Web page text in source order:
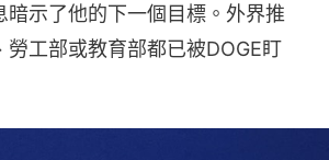
暗示了他的下一個目標。外界推
勞工部或教育部都已被DOGE盯